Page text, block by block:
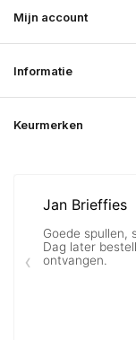
Mijn account
Informatie
Keurmerken